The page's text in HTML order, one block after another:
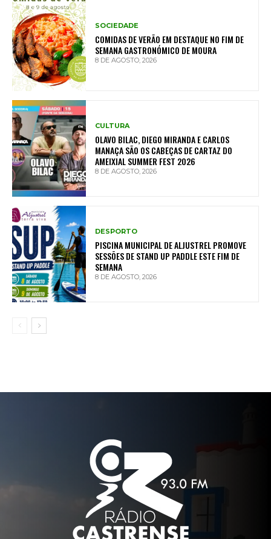
SOCIEDADE
COMIDAS DE VERÃO EM DESTAQUE NO FIM DE
SEMANA GASTRONÓMICO DE MOURA
8 DE AGOSTO, 2026
CULTURA
OLAVO BILAC, DIEGO MIRANDA E CARLOS
MANAÇA SÃO OS CABEÇAS DE CARTAZ DO
AMEIXIAL SUMMER FEST 2026
8 DE AGOSTO, 2026
DESPORTO
PISCINA MUNICIPAL DE ALJUSTREL PROMOVE
SESSÕES DE STAND UP PADDLE ESTE FIM DE
SEMANA
8 DE AGOSTO, 2026